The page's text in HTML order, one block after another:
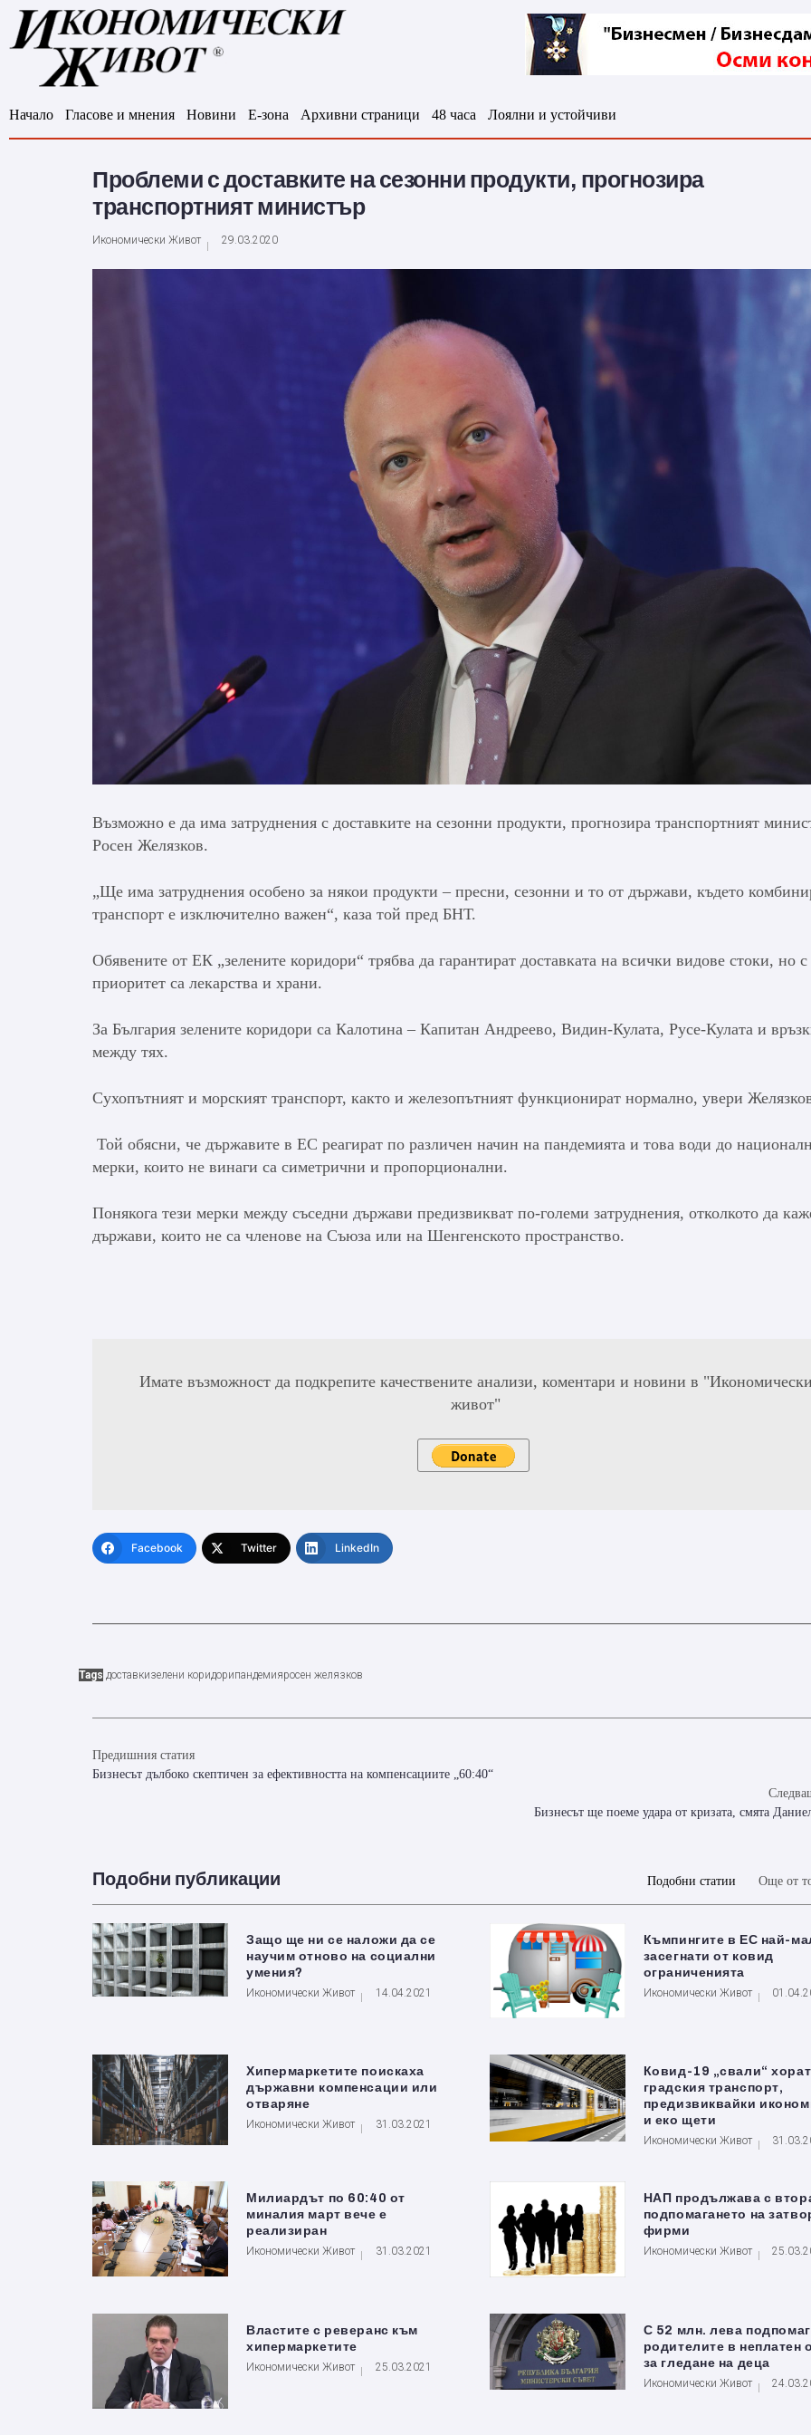
Начало Гласове и мнения Новини Е-зона Архивни страници 48 часа Лоялни и устойчиви
Проблеми с доставките на сезонни продукти, прогнозира
транспортният министър
Икономически Живот 29.03.2020
Възможно е да има затруднения с доставките на сезонни продукти, прогнозира транспортният
Росен Желязков.
„Ще има затруднения особено за някои продукти – пресни, сезонни и то от държави, където
транспорт е изключително важен“, каза той пред БНТ.
Обявените от ЕК „зелените коридори“ трябва да гарантират доставката на всички видове стоки, но с
приоритет са лекарства и храни.
За България зелените коридори са Калотина – Капитан Андреево, Видин-Кулата, Русе-Кулата и
между тях.
Сухопътният и морският транспорт, както и железопътният функционират нормално, увери
Той обясни, че държавите в ЕС реагират по различен начин на пандемията и това води до
мерки, които не винаги са симетрични и пропорционални.
Понякога тези мерки между съседни държави предизвикват по-големи затруднения, отколкото да
държави, които не са членове на Съюза или на Шенгенското пространство.
Имате възможност да подкрепите качествените анализи, коментари и новини в
живот"
Facebook Twitter LinkedIn
Tags доставкизелени коридорипандемияросен желязков
Предишния статия
Бизнесът дълбоко скептичен за ефективността на компенсациите „60:40“
Бизнесът ще поеме удара от кризата, смята
Подобни публикации Подобни статии Още от
Защо ще ни се наложи да се
научим отново на социални
умения?
Икономически Живот 14.04.2021
Къмпингите в ЕС най-
засегнати от ковид
ограниченията
Икономически Живот
Хипермаркетите поискаха
държавни компенсации или
отваряне
Икономически Живот 31.03.2021
Ковид-19 „свали“
градския транспорт,
предизвиквайки
и еко щети
Икономически Живот
Милиардът по 60:40 от
миналия март вече е
реализиран
Икономически Живот 31.03.2021
НАП продължава с
подпомагането на
фирми
Икономически Живот
Властите с реверанс към
хипермаркетите
Икономически Живот 25.03.2021
С 52 млн. лева
родителите в неплатен
за гледане на деца
Икономически Живот